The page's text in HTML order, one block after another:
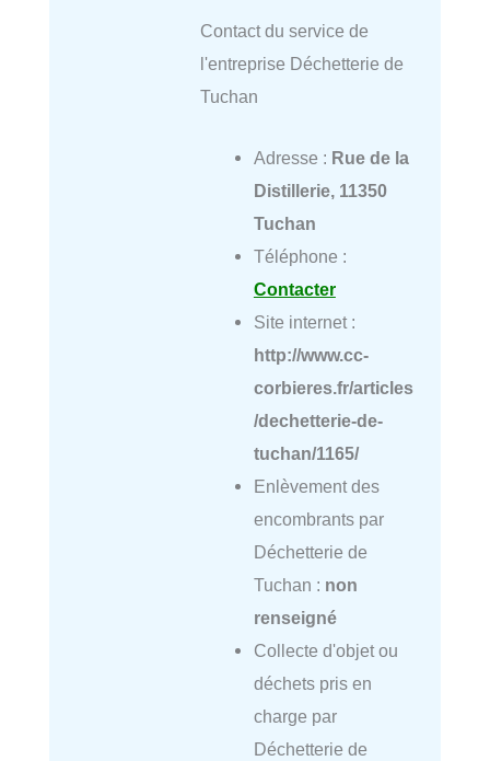
Contact du service de
l'entreprise Déchetterie de
Tuchan
Adresse : Rue de la
Distillerie, 11350
Tuchan
Téléphone :
Contacter
Site internet :
http://www.cc-
corbieres.fr/articles
/dechetterie-de-
tuchan/1165/
Enlèvement des
encombrants par
Déchetterie de
Tuchan : non
renseigné
Collecte d'objet ou
déchets pris en
charge par
Déchetterie de